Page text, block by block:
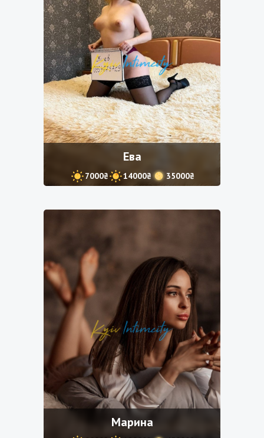
Ева
7000₴ 14000₴ 35000₴
Марина